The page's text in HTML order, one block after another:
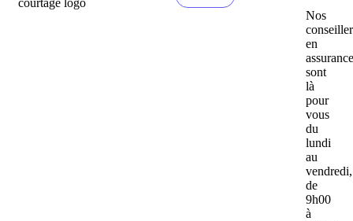
Nos
en
assurance
sont
là
pour
vous
du
lundi
au
vendredi,
de
9h00
à